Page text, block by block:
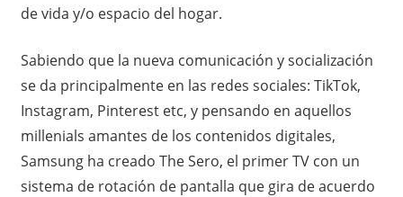
de vida y/o espacio del hogar.
Sabiendo que la nueva comunicación y socialización
se da principalmente en las redes sociales: TikTok,
Instagram, Pinterest etc, y pensando en aquellos
millenials amantes de los contenidos digitales,
Samsung ha creado The Sero, el primer TV con un
sistema de rotación de pantalla que gira de acuerdo